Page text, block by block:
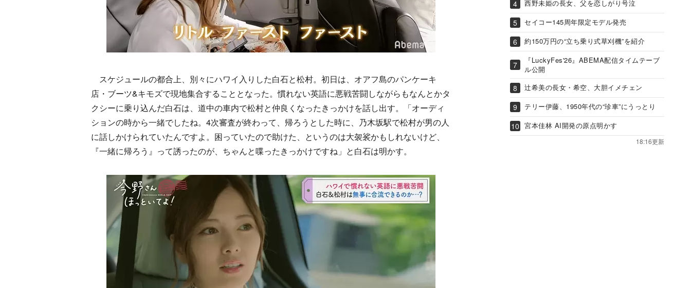
スケジュールの都合上、別々にハワイ入りした白石と松村。初日は、オアフ島のパンケーキ
店・ブーツ&キモズで現地集合することとなった。慣れない英語に悪戦苦闘しながらもなんとかタ
クシーに乗り込んだ白石は、道中の車内で松村と仲良くなったきっかけを話し出す。「オーディ
ションの時から一緒でしたね。4次審査が終わって、帰ろうとした時に、乃木坂駅で松村が男の人
に話しかけられていたんですよ。困っていたので助けた、というのは大袈裟かもしれないけど、
『一緒に帰ろう』って誘ったのが、ちゃんと喋ったきっかけですね」と白石は明かす。
西野未姫の長女、父を恋しがり号泣
セイコー145周年限定モデル発売
約150万円の“立ち乗り式草刈機”を紹介
『LuckyFes'26』ABEMA配信タイムテーブ
ル公開
辻希美の長女・希空、大胆イメチェン
テリー伊藤、1950年代の“珍車”にうっとり
宮本佳林 AI開発の原点明かす
18:16更新